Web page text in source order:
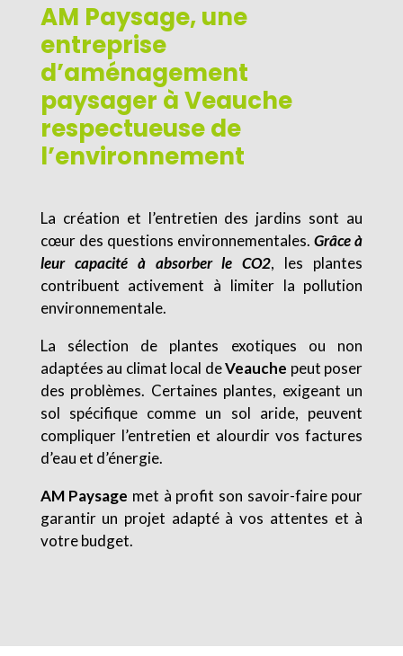
AM Paysage, une
entreprise
d’aménagement
paysager à Veauche
respectueuse de
l’environnement
La création et l’entretien des jardins sont au
cœur des questions environnementales.Grâce à
leur capacité à absorber le CO2, les plantes
contribuent activement à limiter la pollution
environnementale.
La sélection de plantes exotiques ou non
adaptées au climat local deVeauche peut poser
des problèmes. Certaines plantes, exigeant un
sol spécifique comme un sol aride, peuvent
compliquer l’entretien et alourdir vos factures
d’eau et d’énergie.
AM Paysage met à profit son savoir-faire pour
garantir un projet adapté à vos attentes et à
votre budget.